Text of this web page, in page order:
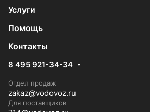
Услуги
Помощь
Контакты
8 495 921-34-34
Отдел продаж
zakaz@vodovoz.ru
Для поставщиков